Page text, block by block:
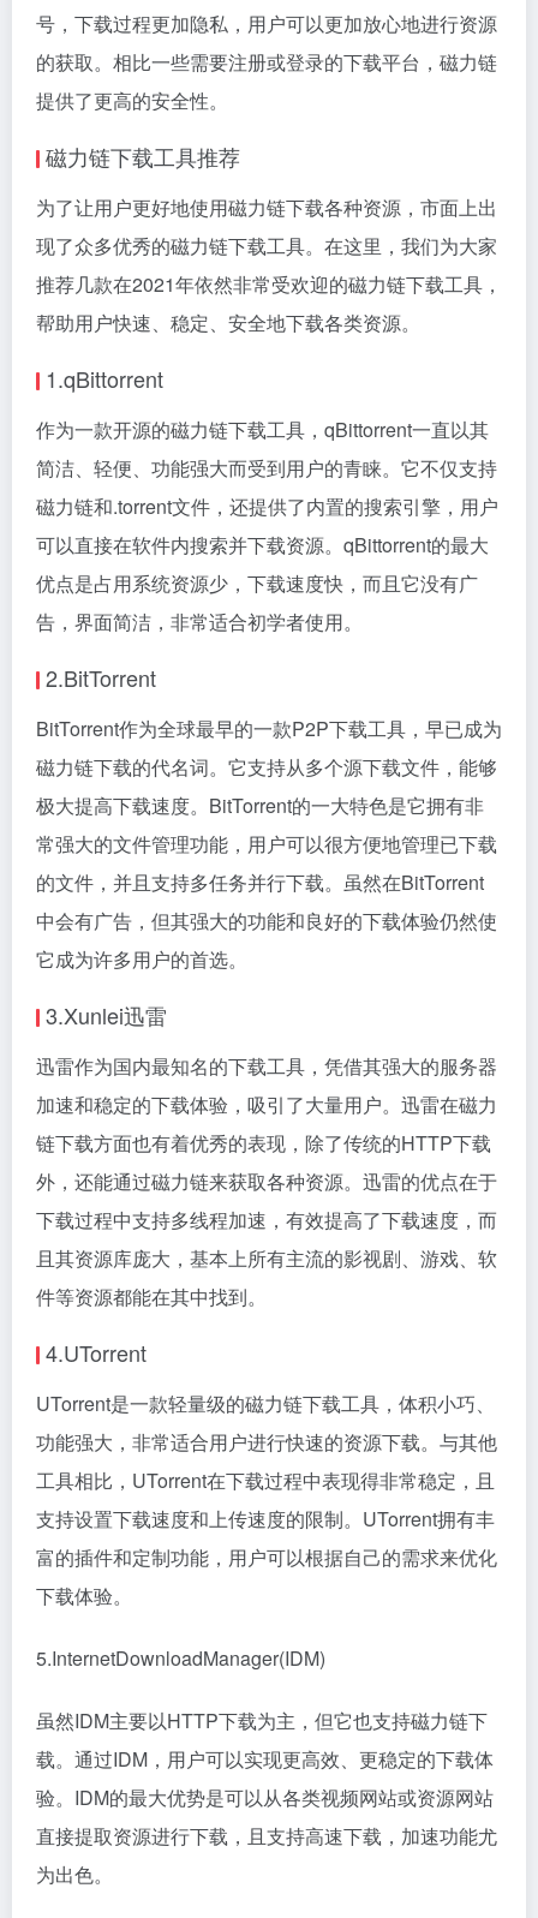
号，下载过程更加隐私，用户可以更加放心地进行资源
的获取。相比一些需要注册或登录的下载平台，磁力链
提供了更高的安全性。
磁力链下载工具推荐
为了让用户更好地使用磁力链下载各种资源，市面上出
现了众多优秀的磁力链下载工具。在这里，我们为大家
推荐几款在2021年依然非常受欢迎的磁力链下载工具，
帮助用户快速、稳定、安全地下载各类资源。
1.qBittorrent
作为一款开源的磁力链下载工具，qBittorrent一直以其
简洁、轻便、功能强大而受到用户的青睐。它不仅支持
磁力链和.torrent文件，还提供了内置的搜索引擎，用户
可以直接在软件内搜索并下载资源。qBittorrent的最大
优点是占用系统资源少，下载速度快，而且它没有广
告，界面简洁，非常适合初学者使用。
2.BitTorrent
BitTorrent作为全球最早的一款P2P下载工具，早已成为
磁力链下载的代名词。它支持从多个源下载文件，能够
极大提高下载速度。BitTorrent的一大特色是它拥有非
常强大的文件管理功能，用户可以很方便地管理已下载
的文件，并且支持多任务并行下载。虽然在BitTorrent
中会有广告，但其强大的功能和良好的下载体验仍然使
它成为许多用户的首选。
3.Xunlei迅雷
迅雷作为国内最知名的下载工具，凭借其强大的服务器
加速和稳定的下载体验，吸引了大量用户。迅雷在磁力
链下载方面也有着优秀的表现，除了传统的HTTP下载
外，还能通过磁力链来获取各种资源。迅雷的优点在于
下载过程中支持多线程加速，有效提高了下载速度，而
且其资源库庞大，基本上所有主流的影视剧、游戏、软
件等资源都能在其中找到。
4.UTorrent
UTorrent是一款轻量级的磁力链下载工具，体积小巧、
功能强大，非常适合用户进行快速的资源下载。与其他
工具相比，UTorrent在下载过程中表现得非常稳定，且
支持设置下载速度和上传速度的限制。UTorrent拥有丰
富的插件和定制功能，用户可以根据自己的需求来优化
下载体验。
5.InternetDownloadManager(IDM)
虽然IDM主要以HTTP下载为主，但它也支持磁力链下
载。通过IDM，用户可以实现更高效、更稳定的下载体
验。IDM的最大优势是可以从各类视频网站或资源网站
直接提取资源进行下载，且支持高速下载，加速功能尤
为出色。